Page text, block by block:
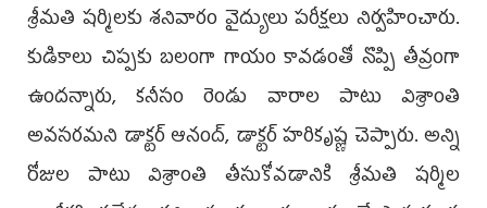
శ్రీమతి షర్మిలకు శనివారం వైద్యులు పరీక్షలు నిర్వహించారు.
కుడికాలు చిప్పకు బలంగా గాయం కావడంతో నొప్పి తీవ్రంగా
ఉందన్నారు, కనీసం రెండు వారాల పాటు విశ్రాంతి
అవసరమని డాక్టర్ ఆనంద్, డాక్టర్ హరికృష్ణ చెప్పారు. అన్ని
రోజుల పాటు విశ్రాంతి తీసుకోవడానికి శ్రీమతి షర్మిల